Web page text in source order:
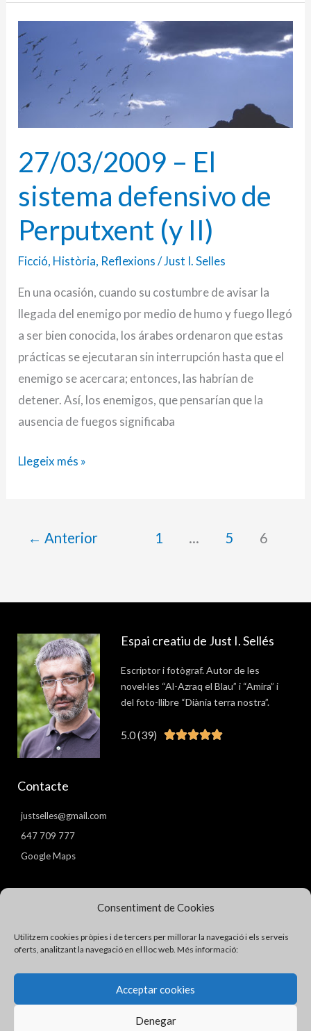
Consentiment de Cookies
Utilitzem cookies pròpies i de tercers per millorar la navegació i els serveis
oferts, analitzant la navegació en el lloc web. Més informació:
Acceptar cookies
Denegar
27/03/2009 – El
sistema defensivo de
Perputxent (y II)
Ficció, Història, Reflexions/Just I. Selles
En una ocasión, cuando su costumbre de avisar la
llegada del enemigo por medio de humo y fuego llegó
a ser bien conocida, los árabes ordenaron que estas
prácticas se ejecutaran sin interrupción hasta que el
enemigo se acercara; entonces, las habrían de
detener. Así, los enemigos, que pensarían que la
ausencia de fuegos significaba
27/03/2009
–
Perputxent
II)
Llegeix més »
← Anterior 1 … 5 6
Espai creatiu de Just I. Sellés
Escriptor i fotògraf. Autor de les
novel·les “Al-Azraq el Blau” i “Amira” i
del foto-llibre “Diània terra nostra”.
5.0 (39) Valorat
Contacte
justselles@gmail.com
647 709 777
Google Maps
Pàgines
Política de Privacitat